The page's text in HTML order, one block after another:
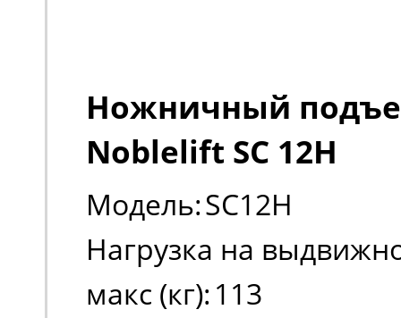
Ножничный
Noblelift SC 12H
Модель:SC12H
Нагрузка на
макс (кг): 113